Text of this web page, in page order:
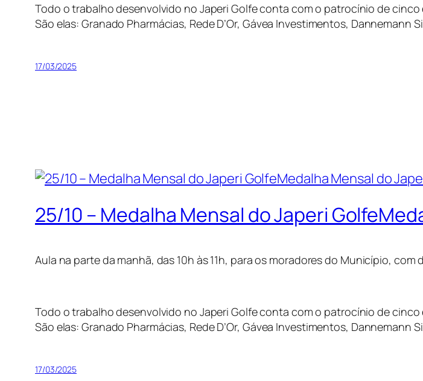
Todo o trabalho desenvolvido no Japeri Golfe conta com o patrocínio de
São elas: Granado Pharmácias, Rede D’Or, Gávea Investimentos, Dannemann
17/03/2025
25/10 – Medalha Mensal do Japeri
Aula na parte da manhã, das 10h às 11h, para os moradores do Município, com
Todo o trabalho desenvolvido no Japeri Golfe conta com o patrocínio de
São elas: Granado Pharmácias, Rede D’Or, Gávea Investimentos, Dannemann
17/03/2025